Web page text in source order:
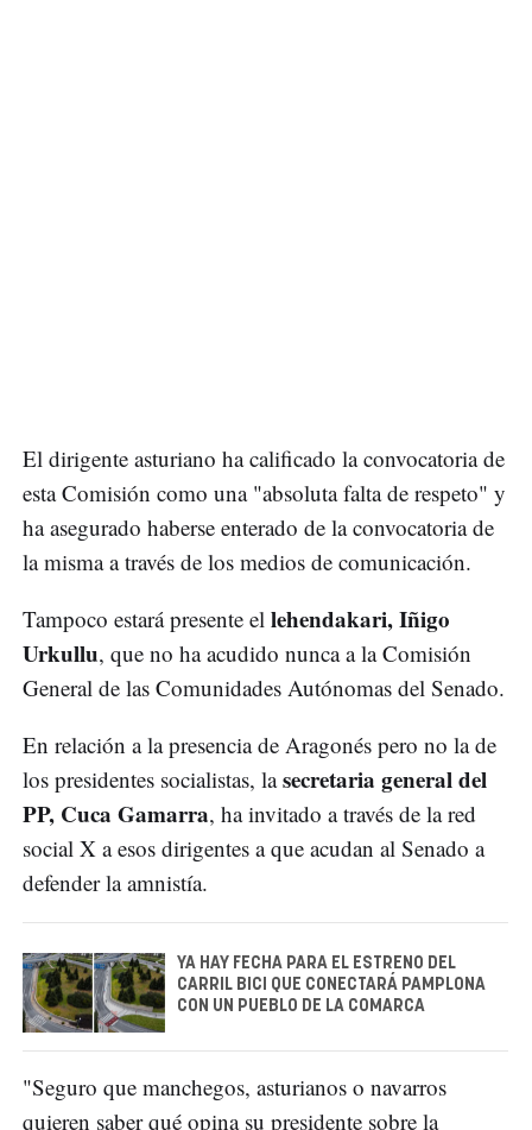
El dirigente asturiano ha calificado la convocatoria de
esta Comisión como una "absoluta falta de respeto" y
ha asegurado haberse enterado de la convocatoria de
la misma a través de los medios de comunicación.
Tampoco estará presente el lehendakari, Iñigo
Urkullu, que no ha acudido nunca a la Comisión
General de las Comunidades Autónomas del Senado.
En relación a la presencia de Aragonés pero no la de
los presidentes socialistas, lasecretaria general del
PP, Cuca Gamarra, ha invitado a través de la red
social X a esos dirigentes a que acudan al Senado a
defender la amnistía.
YA HAY FECHA PARA EL ESTRENO DEL
CARRIL BICI QUE CONECTARÁ PAMPLONA
CON UN PUEBLO DE LA COMARCA
"Seguro que manchegos, asturianos o navarros
quieren saber qué opina su presidente sobre la